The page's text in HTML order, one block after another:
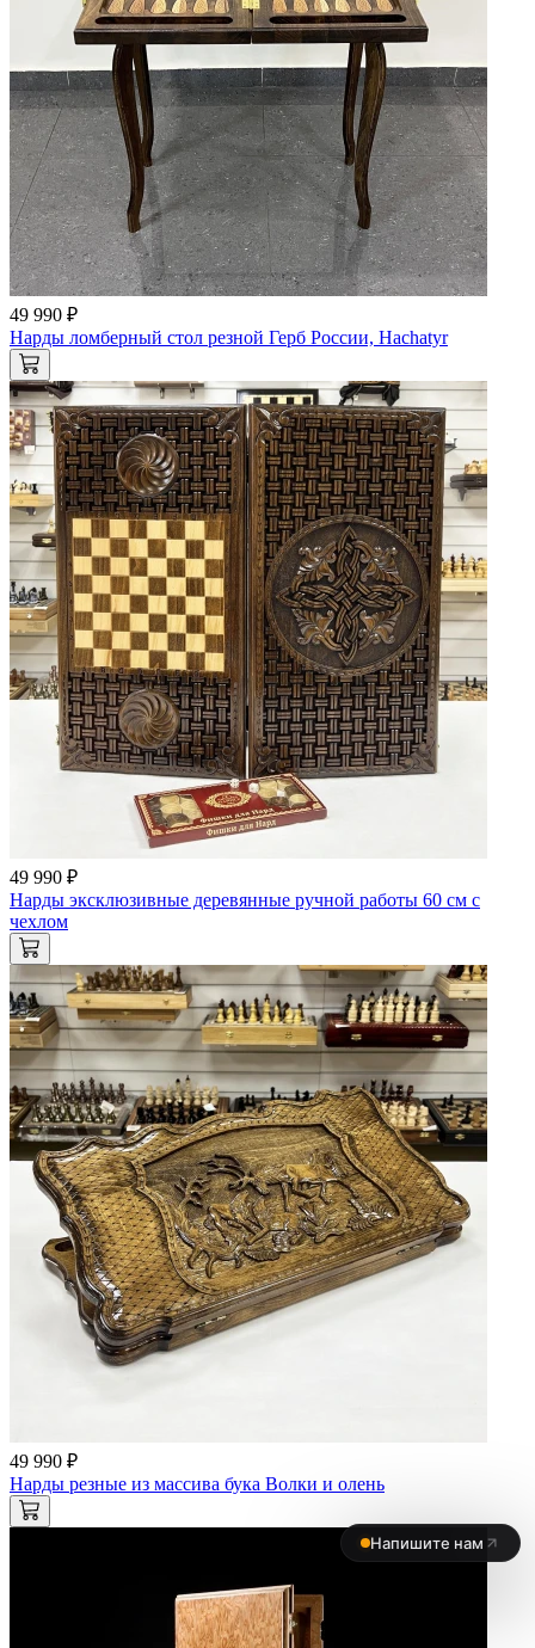
49 990 ₽
Нарды ломберный стол резной Герб России, Hachatyr
49 990 ₽
Нарды эксклюзивные деревянные ручной работы 60 см с
чехлом
49 990 ₽
Нарды резные из массива бука Волки и олень